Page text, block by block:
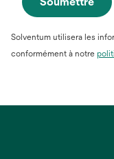
Solventum utilisera les
conformément à notre